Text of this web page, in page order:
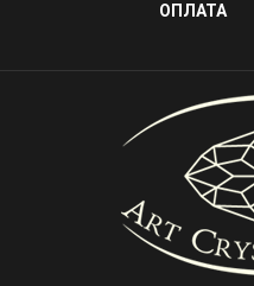
ОПЛАТА